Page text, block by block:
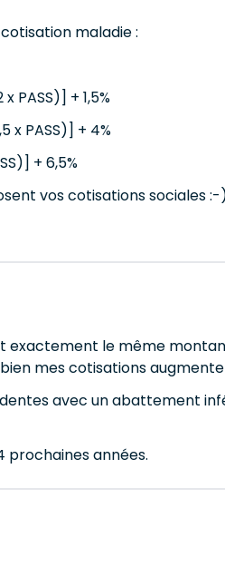
maladie :
PASS)] + 1,5%
x PASS)] + 4%
+ 6,5%
vos cotisations sociales :-
exactement le même
bien mes cotisations
avec un abattement
prochaines années.